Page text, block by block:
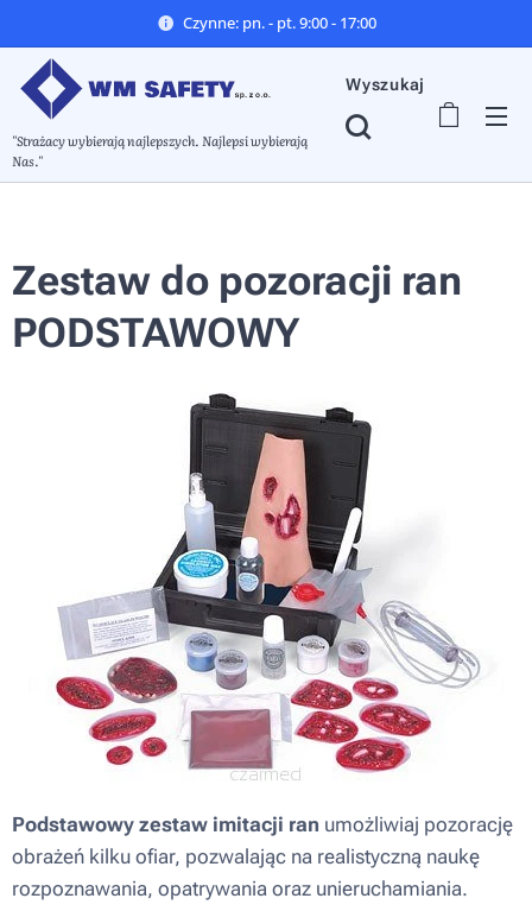
Czynne: pn. - pt. 9:00 - 17:00
"Strażacy wybierają najlepszych. Najlepsi wybierają
Nas."
Wyszukaj
Zestaw do pozoracji ran
PODSTAWOWY
Podstawowy zestaw imitacji ran umożliwiaj pozorację
obrażeń kilku ofiar, pozwalając na realistyczną naukę
rozpoznawania, opatrywania oraz unieruchamiania.